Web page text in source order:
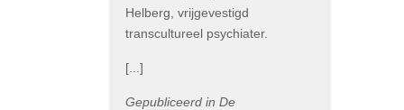
Helberg, vrijgevestigd
transcultureel psychiater.
[...]
Gepubliceerd in De